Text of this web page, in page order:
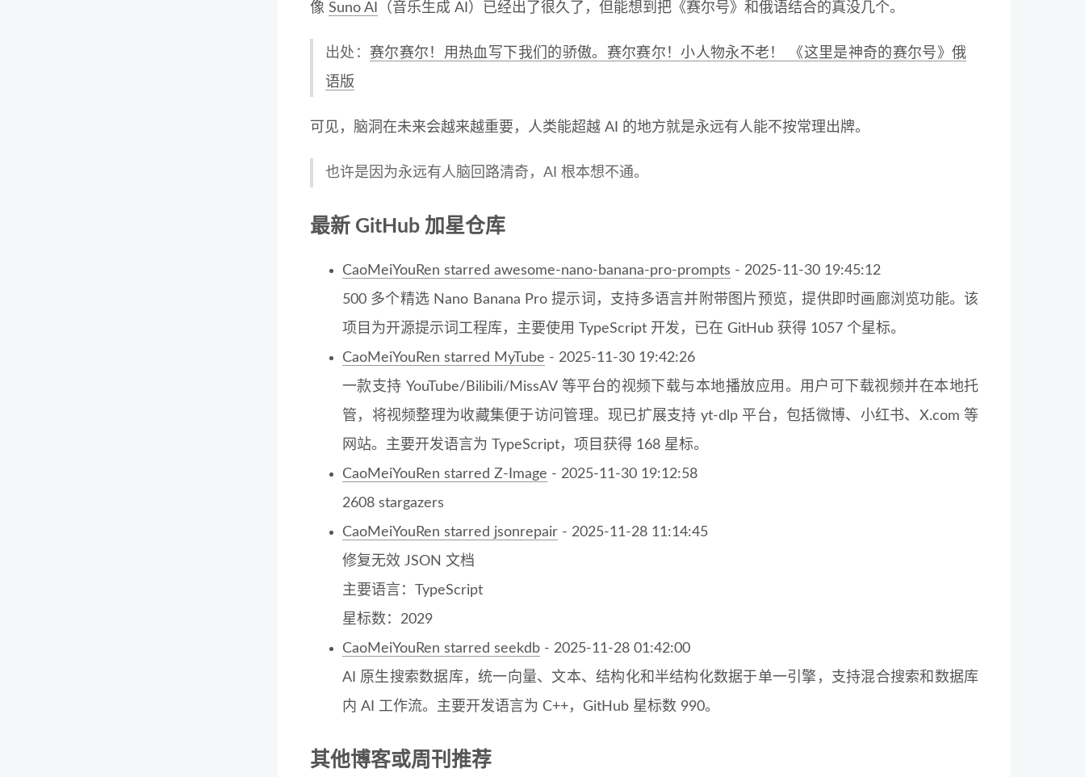
像 Suno AI （音乐生成 AI）已经出了很久了，但能想到把《赛尔号》和俄语结合的真没几个。
出处： 赛尔赛尔！用热血写下我们的骄傲。赛尔赛尔！小人物永不老！ 《这里是神奇的赛尔号》俄
语版
可见，脑洞在未来会越来越重要，人类能超越 AI 的地方就是永远有人能不按常理出牌。
也许是因为永远有人脑回路清奇，AI 根本想不通。
最新 GitHub 加星仓库
CaoMeiYouRen starred awesome-nano-banana-pro-prompts - 2025-11-30 19:45:12
500 多个精选 Nano Banana Pro 提示词，支持多语言并附带图片预览，提供即时画廊浏览功能。该
项目为开源提示词工程库，主要使用 TypeScript 开发，已在 GitHub 获得 1057 个星标。
CaoMeiYouRen starred MyTube - 2025-11-30 19:42:26
一款支持 YouTube/Bilibili/MissAV 等平台的视频下载与本地播放应用。用户可下载视频并在本地托
管，将视频整理为收藏集便于访问管理。现已扩展支持 yt-dlp 平台，包括微博、小红书、X.com 等
网站。主要开发语言为 TypeScript，项目获得 168 星标。
CaoMeiYouRen starred Z-Image - 2025-11-30 19:12:58
2608 stargazers
CaoMeiYouRen starred jsonrepair - 2025-11-28 11:14:45
修复无效 JSON 文档
主要语言：TypeScript
星标数：2029
CaoMeiYouRen starred seekdb - 2025-11-28 01:42:00
AI 原生搜索数据库，统一向量、文本、结构化和半结构化数据于单一引擎，支持混合搜索和数据库
内 AI 工作流。主要开发语言为 C++，GitHub 星标数 990。
其他博客或周刊推荐